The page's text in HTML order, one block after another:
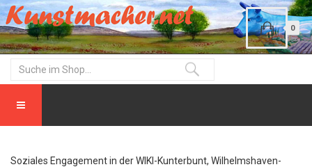
0
Soziales Engagement in der WIKI-Kunterbunt, Wilhelmshaven-